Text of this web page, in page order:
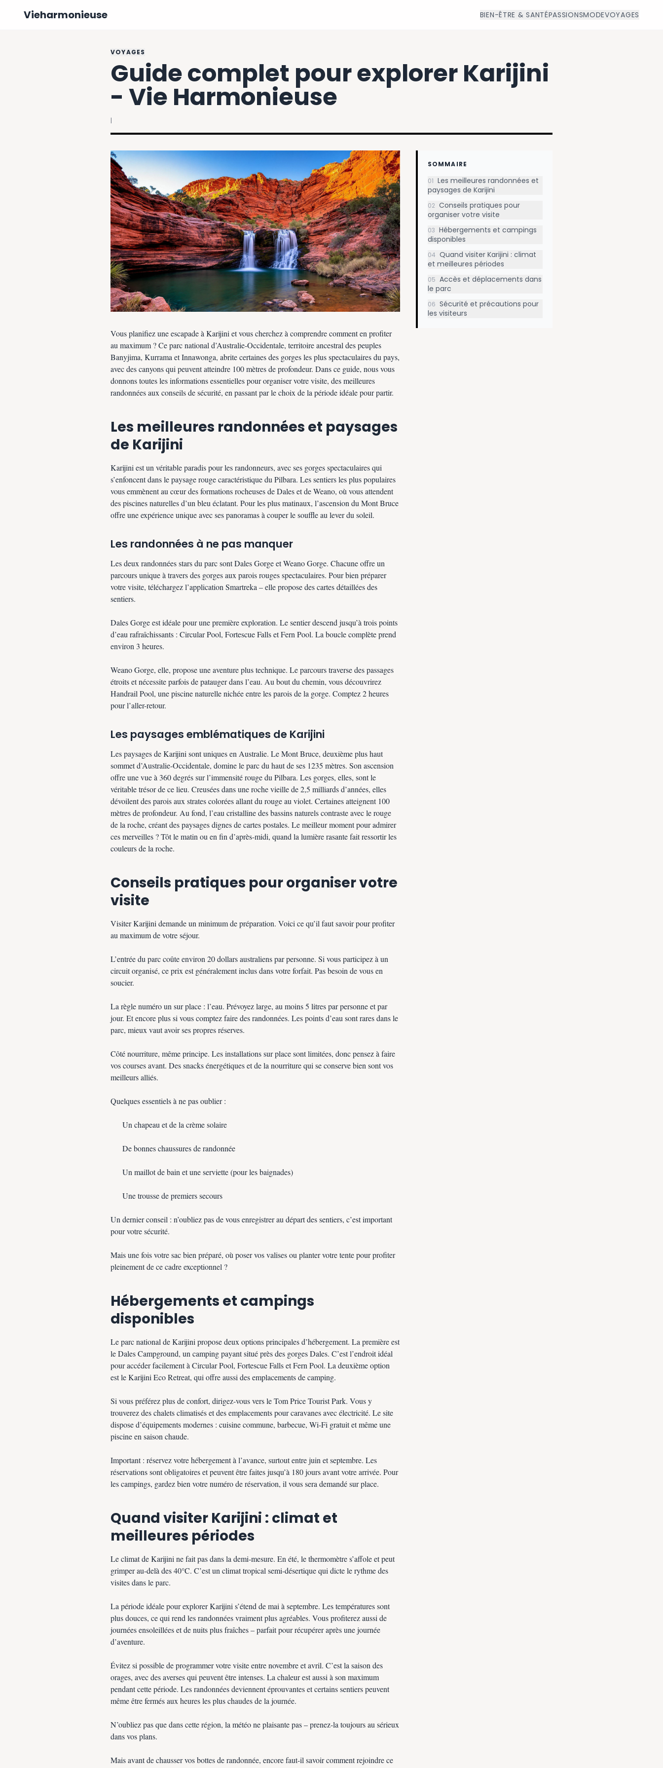
Vieharmonieuse BIEN-ÊTRE & SANTÉPASSIONSMODEVOYAGES
VOYAGES
Guide complet pour explorer Karijini
- Vie Harmonieuse
|
Vous planifiez une escapade à Karijini et vous cherchez à comprendre comment en profiter
au maximum ? Ce parc national d’Australie-Occidentale, territoire ancestral des peuples
Banyjima, Kurrama et Innawonga, abrite certaines des gorges les plus spectaculaires du pays,
avec des canyons qui peuvent atteindre 100 mètres de profondeur. Dans ce guide, nous vous
donnons toutes les informations essentielles pour organiser votre visite, des meilleures
randonnées aux conseils de sécurité, en passant par le choix de la période idéale pour partir.
Les meilleures randonnées et paysages
de Karijini
Karijini est un véritable paradis pour les randonneurs, avec ses gorges spectaculaires qui
s’enfoncent dans le paysage rouge caractéristique du Pilbara. Les sentiers les plus populaires
vous emmènent au cœur des formations rocheuses de Dales et de Weano, où vous attendent
des piscines naturelles d’un bleu éclatant. Pour les plus matinaux, l’ascension du Mont Bruce
offre une expérience unique avec ses panoramas à couper le souffle au lever du soleil.
Les randonnées à ne pas manquer
Les deux randonnées stars du parc sont Dales Gorge et Weano Gorge. Chacune offre un
parcours unique à travers des gorges aux parois rouges spectaculaires. Pour bien préparer
votre visite, téléchargez l’application Smartreka – elle propose des cartes détaillées des
sentiers.
Dales Gorge est idéale pour une première exploration. Le sentier descend jusqu’à trois points
d’eau rafraîchissants : Circular Pool, Fortescue Falls et Fern Pool. La boucle complète prend
environ 3 heures.
Weano Gorge, elle, propose une aventure plus technique. Le parcours traverse des passages
étroits et nécessite parfois de patauger dans l’eau. Au bout du chemin, vous découvrirez
Handrail Pool, une piscine naturelle nichée entre les parois de la gorge. Comptez 2 heures
pour l’aller-retour.
Les paysages emblématiques de Karijini
Les paysages de Karijini sont uniques en Australie. Le Mont Bruce, deuxième plus haut
sommet d’Australie-Occidentale, domine le parc du haut de ses 1235 mètres. Son ascension
offre une vue à 360 degrés sur l’immensité rouge du Pilbara. Les gorges, elles, sont le
véritable trésor de ce lieu. Creusées dans une roche vieille de 2,5 milliards d’années, elles
dévoilent des parois aux strates colorées allant du rouge au violet. Certaines atteignent 100
mètres de profondeur. Au fond, l’eau cristalline des bassins naturels contraste avec le rouge
de la roche, créant des paysages dignes de cartes postales. Le meilleur moment pour admirer
ces merveilles ? Tôt le matin ou en fin d’après-midi, quand la lumière rasante fait ressortir les
couleurs de la roche.
Conseils pratiques pour organiser votre
visite
Visiter Karijini demande un minimum de préparation. Voici ce qu’il faut savoir pour profiter
au maximum de votre séjour.
L’entrée du parc coûte environ 20 dollars australiens par personne. Si vous participez à un
circuit organisé, ce prix est généralement inclus dans votre forfait. Pas besoin de vous en
soucier.
La règle numéro un sur place : l’eau. Prévoyez large, au moins 5 litres par personne et par
jour. Et encore plus si vous comptez faire des randonnées. Les points d’eau sont rares dans le
parc, mieux vaut avoir ses propres réserves.
Côté nourriture, même principe. Les installations sur place sont limitées, donc pensez à faire
vos courses avant. Des snacks énergétiques et de la nourriture qui se conserve bien sont vos
meilleurs alliés.
Quelques essentiels à ne pas oublier :
Un chapeau et de la crème solaire
De bonnes chaussures de randonnée
Un maillot de bain et une serviette (pour les baignades)
Une trousse de premiers secours
Un dernier conseil : n’oubliez pas de vous enregistrer au départ des sentiers, c’est important
pour votre sécurité.
Mais une fois votre sac bien préparé, où poser vos valises ou planter votre tente pour profiter
pleinement de ce cadre exceptionnel ?
Hébergements et campings
disponibles
Le parc national de Karijini propose deux options principales d’hébergement. La première est
le Dales Campground, un camping payant situé près des gorges Dales. C’est l’endroit idéal
pour accéder facilement à Circular Pool, Fortescue Falls et Fern Pool. La deuxième option
est le Karijini Eco Retreat, qui offre aussi des emplacements de camping.
Si vous préférez plus de confort, dirigez-vous vers le Tom Price Tourist Park. Vous y
trouverez des chalets climatisés et des emplacements pour caravanes avec électricité. Le site
dispose d’équipements modernes : cuisine commune, barbecue, Wi-Fi gratuit et même une
piscine en saison chaude.
Important : réservez votre hébergement à l’avance, surtout entre juin et septembre. Les
réservations sont obligatoires et peuvent être faites jusqu’à 180 jours avant votre arrivée. Pour
les campings, gardez bien votre numéro de réservation, il vous sera demandé sur place.
Quand visiter Karijini : climat et
meilleures périodes
Le climat de Karijini ne fait pas dans la demi-mesure. En été, le thermomètre s’affole et peut
grimper au-delà des 40°C. C’est un climat tropical semi-désertique qui dicte le rythme des
visites dans le parc.
La période idéale pour explorer Karijini s’étend de mai à septembre. Les températures sont
plus douces, ce qui rend les randonnées vraiment plus agréables. Vous profiterez aussi de
journées ensoleillées et de nuits plus fraîches – parfait pour récupérer après une journée
d’aventure.
Évitez si possible de programmer votre visite entre novembre et avril. C’est la saison des
orages, avec des averses qui peuvent être intenses. La chaleur est aussi à son maximum
pendant cette période. Les randonnées deviennent éprouvantes et certains sentiers peuvent
même être fermés aux heures les plus chaudes de la journée.
N’oubliez pas que dans cette région, la météo ne plaisante pas – prenez-la toujours au sérieux
dans vos plans.
Mais avant de chausser vos bottes de randonnée, encore faut-il savoir comment rejoindre ce
SOMMAIRE
01 Les meilleures randonnées et
paysages de Karijini
02 Conseils pratiques pour
organiser votre visite
03 Hébergements et campings
disponibles
04 Quand visiter Karijini : climat
et meilleures périodes
05 Accès et déplacements dans
le parc
06 Sécurité et précautions pour
les visiteurs